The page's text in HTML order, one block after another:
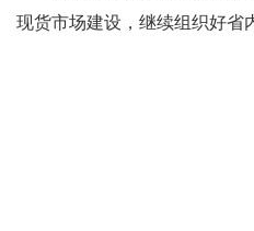
现货市场建设，继续组织好省